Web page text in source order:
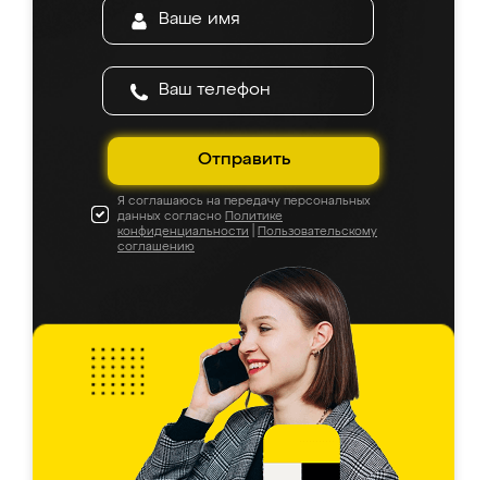
Отправить
Я соглашаюсь на передачу персональных
данных согласно Политике
конфиденциальности
Пользовательскому
соглашению